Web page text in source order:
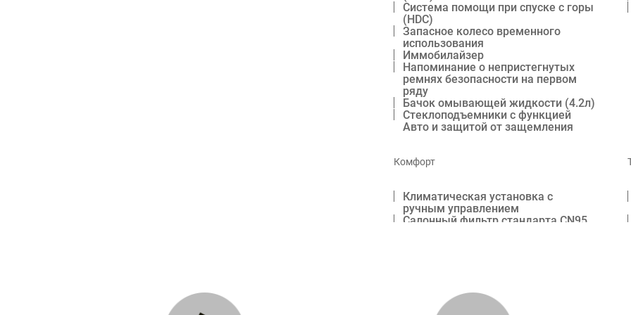
Система помощи при спуске с горы
(HDC)
Запасное колесо временного
использования
Иммобилайзер
Напоминание о непристегнутых
ремнях безопасности на первом
ряду
Бачок омывающей жидкости (4.2л)
Стеклоподъемники с функцией
Авто и защитой от защемления
Комфорт
Климатическая установка с
ручным управлением
Салонный фильтр стандарта СN95
Боковые зеркала заднего вида с
электрорегулировкой